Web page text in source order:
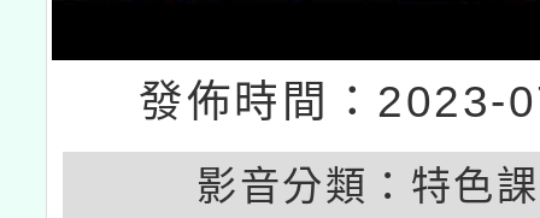
發佈時間：2023-
影音分類： 特色